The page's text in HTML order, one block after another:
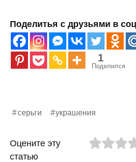
Поделитья с друзьями в
1
Поделился
серьги украшения
Оцените эту
статью